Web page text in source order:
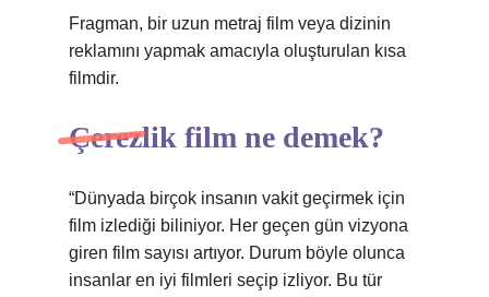
Fragman, bir uzun metraj film veya dizinin
reklamını yapmak amacıyla oluşturulan kısa
filmdir.
Çerezlik film ne demek?
“Dünyada birçok insanın vakit geçirmek için
film izlediği biliniyor. Her geçen gün vizyona
giren film sayısı artıyor. Durum böyle olunca
insanlar en iyi filmleri seçip izliyor. Bu tür